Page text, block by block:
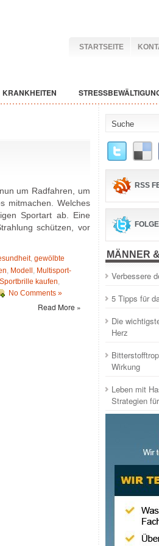
STARTSEITE
KRANKHEITEN
um Radfahren, um
mitmachen. Welches
Sportart ab. Eine
schützen, vor
, gewölbte
, Modell , Multisport-
Sportbrille kaufen,
No Comments »
Read More »
RSS
MÄNNER
Verbessere
5 Tipps für
Die
Herz
Wirkung
Leben mit
Strategien